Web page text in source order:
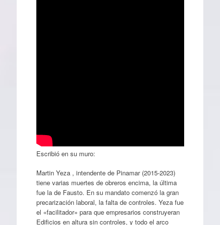
Escribió en su muro:
Martin Yeza , intendente de Pinamar (2015-2023)
tiene varias muertes de obreros encima, la última
fue la de Fausto. En su mandato comenzó la gran
precarización laboral, la falta de controles. Yeza fue
el «facilitador» para que empresarios construyeran
Edificios en altura sin controles, y todo el arco